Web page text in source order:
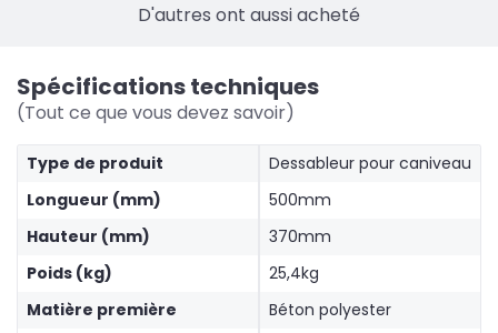
D'autres ont aussi acheté
Spécifications techniques
(Tout ce que vous devez savoir)
Type de produit
Dessableur pour caniveau
Longueur (mm)
500mm
Hauteur (mm)
370mm
Poids (kg)
25,4kg
Matière première
Béton polyester